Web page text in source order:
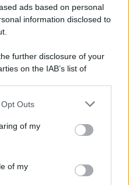
ads based on personal
information disclosed to
further disclosure of your
on the IAB’s list of
by us to third parties
uses one or more Google
information including but
You may click to
Outs
of my
of my